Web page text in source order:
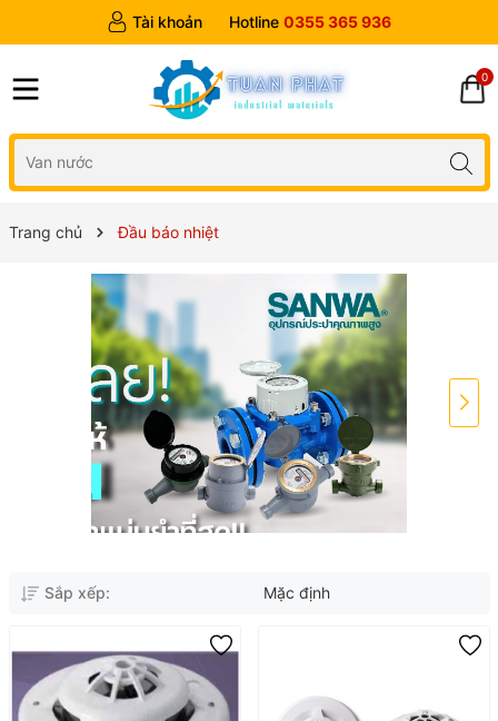
Tài khoản Hotline 0355 365 936
0
Trang chủ Đầu báo nhiệt
Sắp xếp: Mặc định